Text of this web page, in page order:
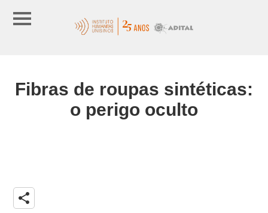
Fibras de roupas sintéticas:
o perigo oculto
share